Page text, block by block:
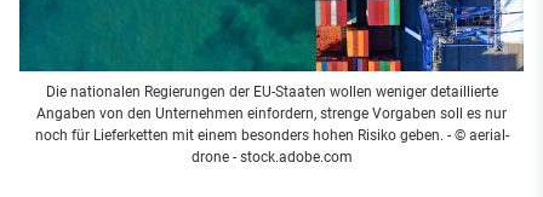
Die nationalen Regierungen der EU-Staaten wollen weniger detaillierte
Angaben von den Unternehmen einfordern, strenge Vorgaben soll es nur
noch für Lieferketten mit einem besonders hohen Risiko geben. - © aerial-
drone - stock.adobe.com